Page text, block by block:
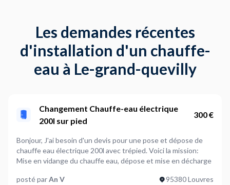
Les demandes récentes
d'installation d'un chauffe-
eau à Le-grand-quevilly
Changement Chauffe-eau électrique
200l sur pied
300 €
Bonjour, J'ai besoin d'un devis pour une pose et dépose de
chauffe eau électrique 200l avec trépied. Voici la mission:
Mise en vidange du chauffe eau, dépose et mise en décharge
posté parAn V 95380 Louvres